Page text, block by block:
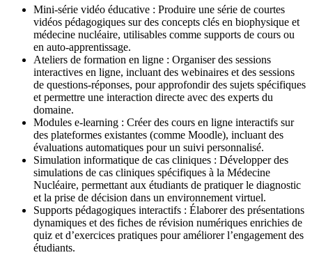
Mini-série vidéo éducative : Produire une série de courtes
vidéos pédagogiques sur des concepts clés en biophysique et
médecine nucléaire, utilisables comme supports de cours ou
en auto-apprentissage.
Ateliers de formation en ligne : Organiser des sessions
interactives en ligne, incluant des webinaires et des sessions
de questions-réponses, pour approfondir des sujets spécifiques
et permettre une interaction directe avec des experts du
domaine.
Modules e-learning : Créer des cours en ligne interactifs sur
des plateformes existantes (comme Moodle), incluant des
évaluations automatiques pour un suivi personnalisé.
Simulation informatique de cas cliniques : Développer des
simulations de cas cliniques spécifiques à la Médecine
Nucléaire, permettant aux étudiants de pratiquer le diagnostic
et la prise de décision dans un environnement virtuel.
Supports pédagogiques interactifs : Élaborer des présentations
dynamiques et des fiches de révision numériques enrichies de
quiz et d’exercices pratiques pour améliorer l’engagement des
étudiants.